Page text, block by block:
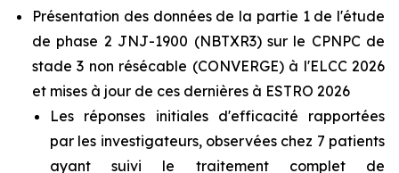
Présentation des données de la partie 1 de l'étude
de phase 2 JNJ-1900 (NBTXR3) sur le CPNPC de
stade 3 non résécable (CONVERGE) à l'ELCC 2026
et mises à jour de ces dernières à ESTRO 2026
Les réponses initiales d'efficacité rapportées
par les investigateurs, observées chez 7 patients
ayant suivi le traitement complet de